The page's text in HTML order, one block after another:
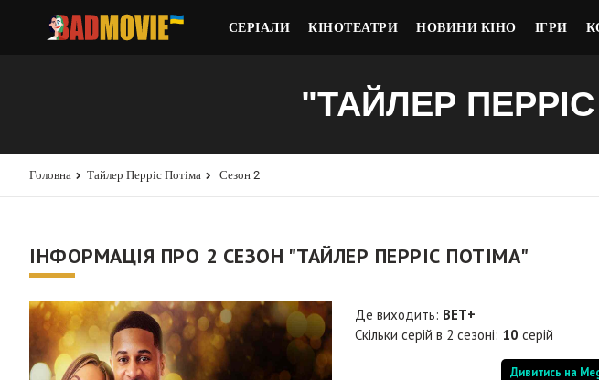
СЕРІАЛИ КІНОТЕАТРИ НОВИНИ КІНО ІГРИ
"ТАЙЛЕР
Головна Тайлер Перріс Потіма Сезон 2
ІНФОРМАЦІЯ ПРО 2 СЕЗОН "ТАЙЛЕР ПЕРРІС ПОТІМА"
Де виходить: BET+
Скільки серій в 2 сезоні: 10 серій
Дивитись на